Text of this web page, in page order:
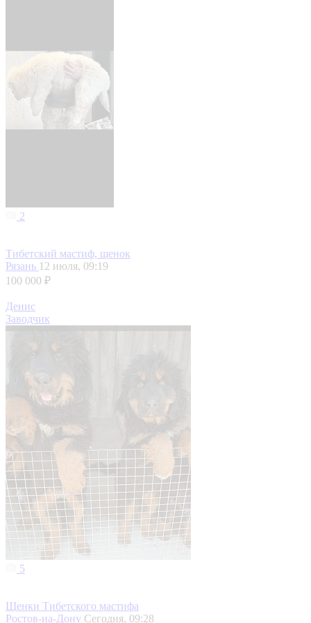
2
Тибетский мастиф, щенок
Рязань 12 июля, 09:19
100 000 ₽
Денис
Заводчик
5
Щенки Тибетского мастифа
Ростов-на-Дону Сегодня, 09:28